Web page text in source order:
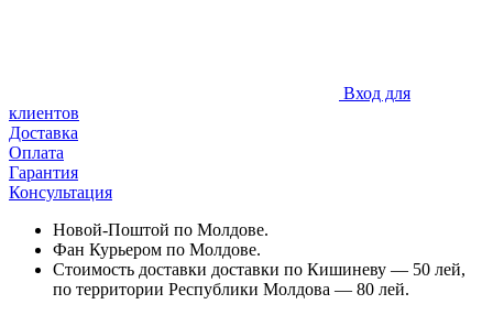
Вход для
клиентов
Доставка
Оплата
Гарантия
Консультация
Новой-Поштой по Молдове.
Фан Курьером по Молдове.
Стоимость доставки доставки по Кишиневу — 50 лей,
по территории Республики Молдова — 80 лей.